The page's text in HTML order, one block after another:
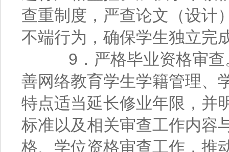
查重制度，严查论文（设计
不端行为，确保学生独立完
9．严格毕业资格审查
善网络教育学生学籍管理、
特点适当延长修业年限，并
标准以及相关审查工作内容
格、学位资格审查工作，推